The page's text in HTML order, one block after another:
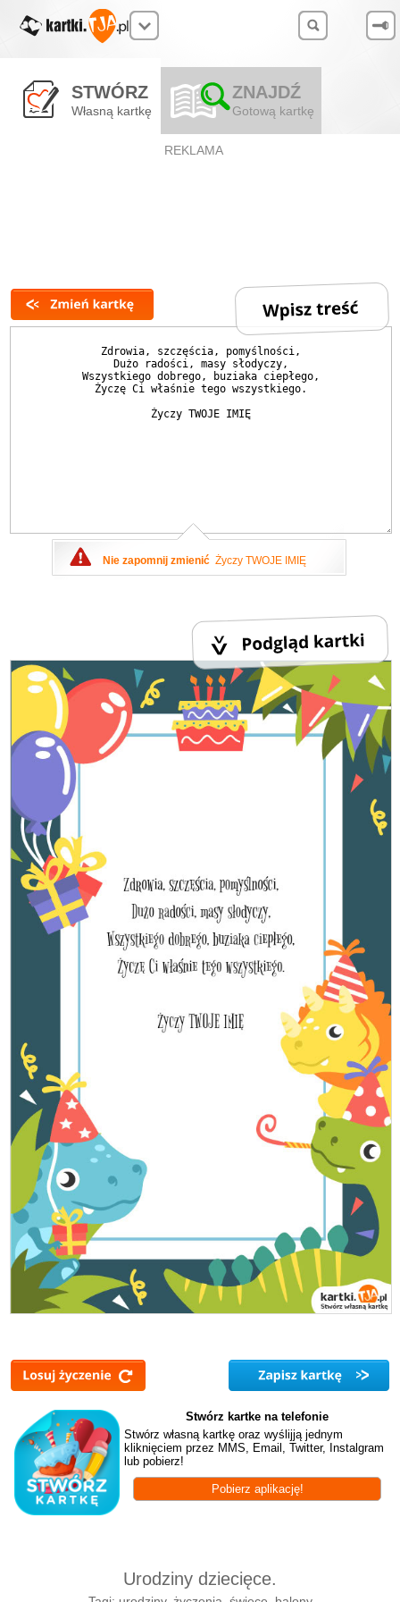
STWÓRZ
Własną kartkę
ZNAJDŹ
Gotową kartkę
REKLAMA
Nie zapomnij zmienić Życzy TWOJE IMIĘ
Stwórz kartke na telefonie
Stwórz własną kartkę oraz wyślijją jednym
kliknięciem przez MMS, Email, Twitter, Instalgram
lub pobierz!
Pobierz aplikację!
Urodziny dziecięce.